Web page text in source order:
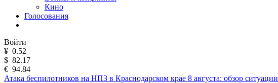
Кино
Голосования
Войти
¥ 0.52
$ 82.17
€ 94.84
Атака беспилотников на НПЗ в Краснодарском крае 8 августа: обзор ситуации